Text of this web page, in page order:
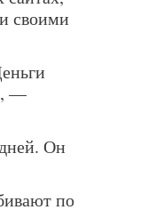
своими
—
Он
по